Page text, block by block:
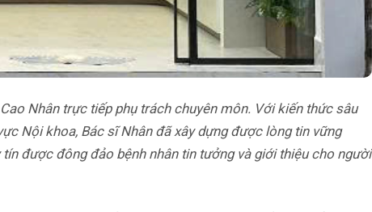
Nhân trực tiếp phụ trách chuyên môn. Với kiến thức sâu
Nội khoa, Bác sĩ Nhân đã xây dựng được lòng tin vững
được đông đảo bệnh nhân tin tưởng và giới thiệu cho người